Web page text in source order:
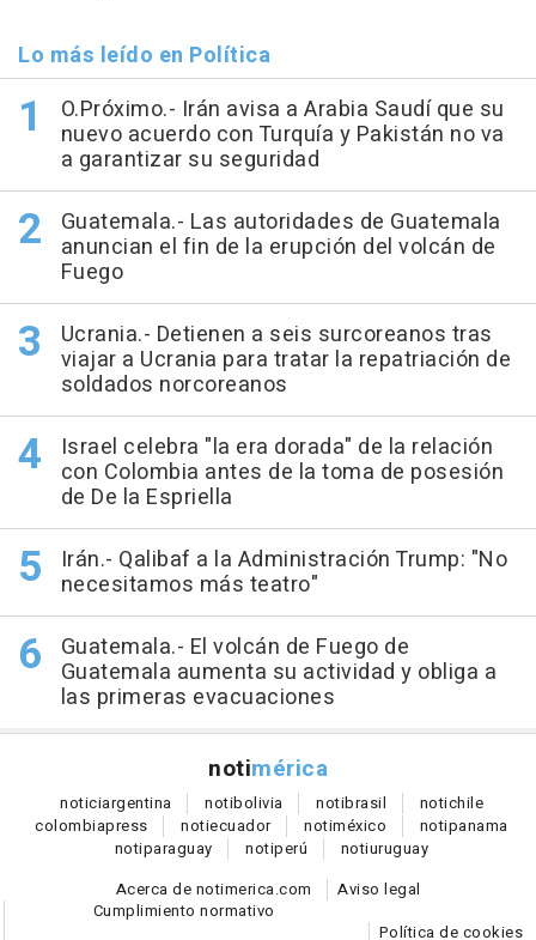
Lo más leído en Política
O.Próximo.- Irán avisa a Arabia Saudí que su
nuevo acuerdo con Turquía y Pakistán no va
a garantizar su seguridad
Guatemala.- Las autoridades de Guatemala
anuncian el fin de la erupción del volcán de
Fuego
Ucrania.- Detienen a seis surcoreanos tras
viajar a Ucrania para tratar la repatriación de
soldados norcoreanos
Israel celebra "la era dorada" de la relación
con Colombia antes de la toma de posesión
de De la Espriella
Irán.- Qalibaf a la Administración Trump: "No
necesitamos más teatro"
Guatemala.- El volcán de Fuego de
Guatemala aumenta su actividad y obliga a
las primeras evacuaciones
notimérica
noticiargentina notibolivia notibrasil notichile
colombiapress notiecuador notiméxico notipanama
notiparaguay notiperú notiuruguay
Acerca de notimerica.com
Aviso legal
Cumplimiento normativo
Política de cookies